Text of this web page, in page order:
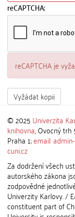
reCAPTCHA:
reCAPTCHA je
Vyžádat kopii
© 2025 Univerzita
knihovna, Ovocný trh
Praha 1;email:
cuni.cz
Za dodržení všech
autorského zákona
zodpovědné
Univerzity Karlovy. /
constituent part of